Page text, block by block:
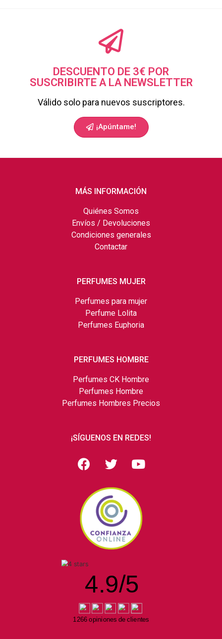
DESCUENTO DE 3€ POR
SUSCRIBIRTE A LA NEWSLETTER
Válido solo para nuevos suscriptores.
¡Apúntame!
MÁS INFORMACIÓN
Quiénes Somos
Envíos / Devoluciones
Condiciones generales
Contactar
PERFUMES MUJER
Perfumes para mujer
Perfume Lolita
Perfumes Euphoria
PERFUMES HOMBRE
Perfumes CK Hombre
Perfumes Hombre
Perfumes Hombres Precios
¡SÍGUENOS EN REDES!
4.9/5
1266 opiniones de clientes